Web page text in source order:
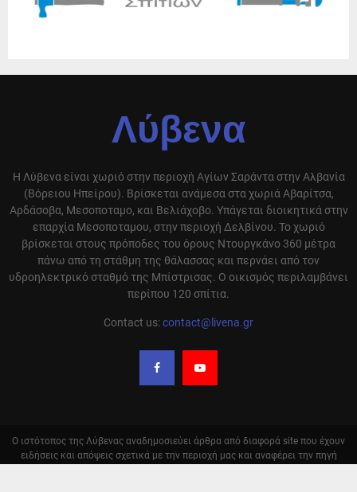
Λύβενα
Η Λύβενα είναι χωριό στην περιοχή Αγίων Σαράντα στην Αλβανία
(Βόρειου Ηπείρου). Βρίσκεται ανάμεσα στα χωριά Αβαρίτσα,
Αρδάσοβα, Μεσοποταμο, και Βελιάχοβο. Υπάγεται διοικητικά στην
επαρχία Μεσοποταμου, στην περιοχή Δελβίνου. Το χωριό
βρίσκεται στους πρόποδες του όρους Ντουργκάνο 360 μέτρα
πάνω από τη στάθμη της θάλασσας και περνάει από τον
υδροηλεκτρικό σταθμό της Μπίστρισας. Ο οικισμός περιλαμβάνει
περίπου 120 σπίτια.
Contact us:contact@livena.gr
Ο ιστότοπος της Λύβενας αναδημοσιεύει άρθρα από διαφορά site που έχουν
ειδήσεις και απόψεις σχετικά με την περιοχή μας και αναφέρει την πηγή